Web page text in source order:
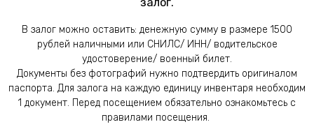
В залог можно оставить: денежную сумму в размере 1500
рублей наличными или СНИЛС/ ИНН/ водительское
удостоверение/ военный билет.
Документы без фотографий нужно подтвердить оригиналом
паспорта. Для залога на каждую единицу инвентаря необходим
1 документ. Перед посещением обязательно ознакомьтесь с
правилами посещения.